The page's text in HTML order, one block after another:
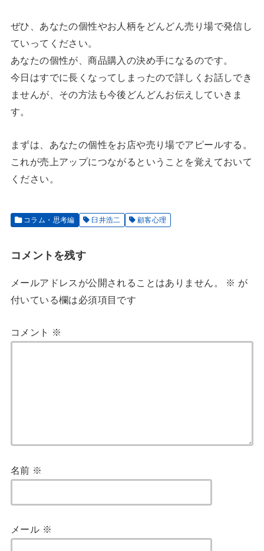
ぜひ、あなたの個性やお人柄をどんどん売り場で発信し
ていってください。
あなたの個性が、商品購入の決め手になるのです。
今日はすでに長くなってしまったので詳しくお話しでき
ませんが、その方法も今後どんどんお伝えしていきま
す。
まずは、あなたの個性をお店や売り場でアピールする。
これが売上アップにつながるということを覚えておいて
ください。
コラム・思考編 臼井浩二 顧客心理
コメントを残す
メールアドレスが公開されることはありません。 ※ が
付いている欄は必須項目です
コメント ※
名前 ※
メール ※